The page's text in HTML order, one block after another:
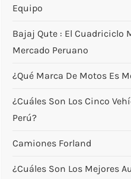
Equipo
Bajaj Qute : El Cuadriciclo
Mercado Peruano
¿Qué Marca De Motos Es
¿Cuáles Son Los Cinco
Perú?
Camiones Forland
¿Cuáles Son Los Mejores